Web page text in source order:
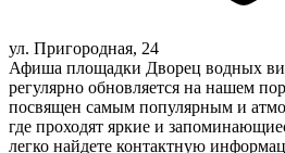
ул. Пригородная, 24
Афиша площадки Дворец водных
регулярно обновляется на нашем
посвящен самым популярным и
где проходят яркие и
легко найдете контактную